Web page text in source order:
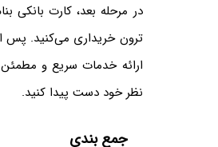
در مرحله بعد، کارت بانکی
ترون خریداری می‌کنید. پس
ارائه خدمات سریع و
نظر خود دست پیدا کنید.
جمع بندی